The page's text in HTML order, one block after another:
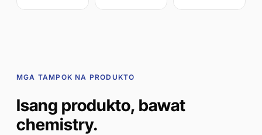
MGA TAMPOK NA PRODUKTO
Isang produkto, bawat
chemistry.